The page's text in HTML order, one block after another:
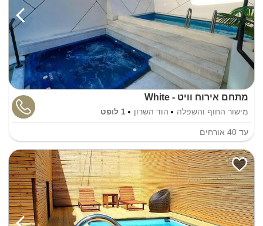
מתחם אירוח וויט - White
מישור החוף והשפלה הוד השרון 1 לופט
עד 40 אורחים